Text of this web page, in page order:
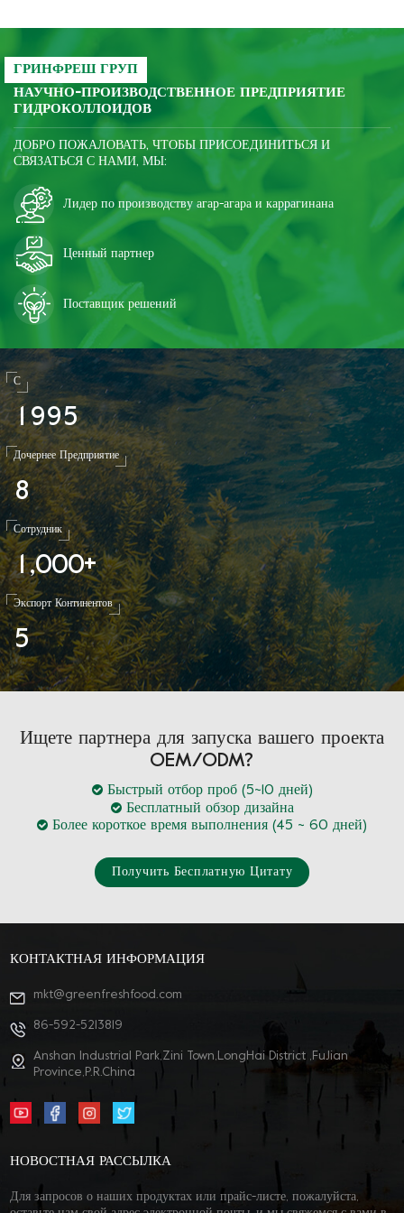
колбасы, а также улучшить ее.
морозостойкости.
ГРИНФРЕШ ГРУП
НАУЧНО-ПРОИЗВОДСТВЕННОЕ ПРЕДПРИЯТИЕ
ГИДРОКОЛЛОИДОВ
ДОБРО ПОЖАЛОВАТЬ, ЧТОБЫ ПРИСОЕДИНИТЬСЯ И
СВЯЗАТЬСЯ С НАМИ, МЫ:
Лидер по производству агар-агара и каррагинана
Ценный партнер
Поставщик решений
С
1 995
Дочернее Предприятие
8
Сотрудник
1 ,000+
Экспорт Континентов
5
Ищете партнера для запуска вашего проекта
OEM/ODM?
Быстрый отбор проб (5~10 дней)
Бесплатный обзор дизайна
Более короткое время выполнения (45 ~ 60 дней)
Получить Бесплатную Цитату
КОНТАКТНАЯ ИНФОРМАЦИЯ
mkt@greenfreshfood.com
86-592-5213819
Anshan Industrial Park,Zini Town,LongHai District ,FuJian
Province,P.R.China
НОВОСТНАЯ РАССЫЛКА
Для запросов о наших продуктах или прайс-листе, пожалуйста,